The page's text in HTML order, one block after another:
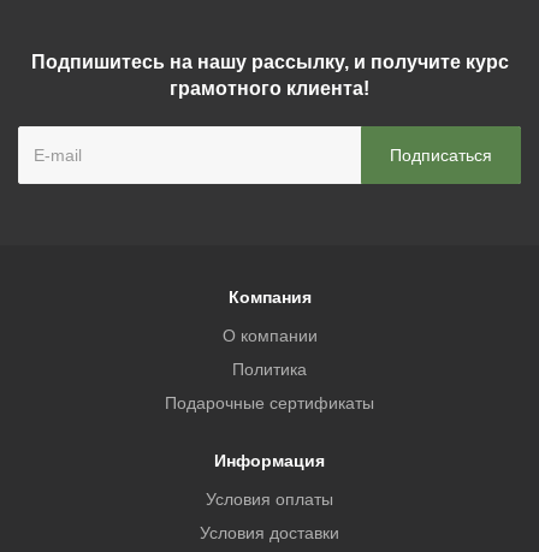
Подпишитесь на нашу рассылку, и получите курс
грамотного клиента!
Компания
О компании
Политика
Подарочные сертификаты
Информация
Условия оплаты
Условия доставки